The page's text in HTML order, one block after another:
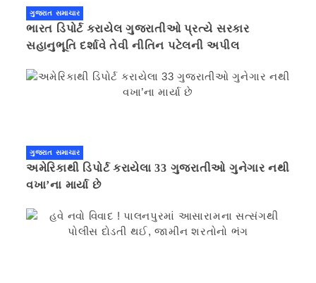
ગુજરાત સમાચાર
ભારત ડિપોર્ટ કરાયેલ ગુજરાતીઓ પ્રત્યે સરકાર
સહાનુભૂતિ દર્શાવે તેવી નીતિન પટેલની અપીલ
ગુજરાત સમાચાર
અમેરિકાથી ડિપોર્ટ કરાયેલા 33 ગુજરાતીઓ ગુનેગાર નથી
વખા’ના માર્યા છે